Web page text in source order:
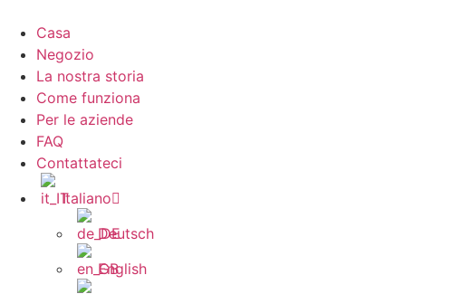
contenuto
Casa
Negozio
La nostra storia
Come funziona
Per le aziende
FAQ
Contattateci
Italiano
Deutsch
English